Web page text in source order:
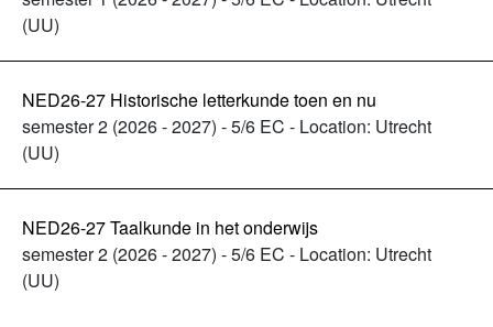
(UU)
NED26-27 Historische letterkunde toen en nu
semester 2 (2026 - 2027) - 5/6 EC - Location: Utrecht
(UU)
NED26-27 Taalkunde in het onderwijs
semester 2 (2026 - 2027) - 5/6 EC - Location: Utrecht
(UU)